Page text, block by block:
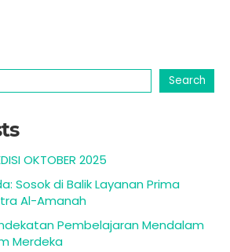
Search
OKTOBER 2025
Sosok di Balik Layanan Prima
Al-Amanah
Pembelajaran Mendalam
Merdeka